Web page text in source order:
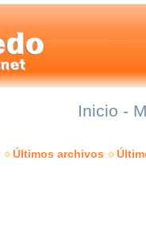
Inicio -
Últimos archivos